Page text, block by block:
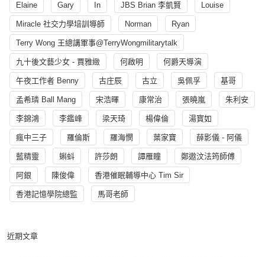
Elaine Gary In JBS Brian 李凱賢 Louise
Miracle 社交力學培訓導師 Norman Ryan
Terry Wong 王總講軍事@TerryWongmilitarytalk
九十後文藝少女 - 賈雅緻 何啟明 何爵天導演
午夜工作者 Benny 古庄辰 古立 吳佩孚 基哥
孟希璘 Ball Mang 宋浩暉 康常治 張曉嵐 朱利安
李錦鴻 李鑑峰 梁天琦 楊偉倫 湯寳如
瘋中三子 羅倫斯 羅海憫 葉家寶 薛影儀 - 阿儀
藍精靈 蝌蚪 許莎朗 譚雁瞳 鄭遨汶法筠師傅
阿銀 陳俊偉 香港催眠輔導中心 Tim Sir
香港記憶學院總監 馬哥老師
近期文章